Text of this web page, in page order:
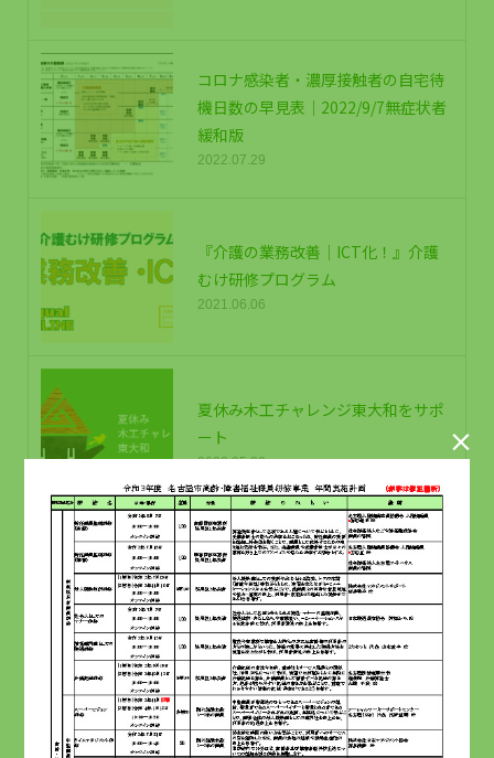
コロナ感染者・濃厚接触者の自宅待
機日数の早見表｜2022/9/7無症状者
緩和版
2022.07.29
『介護の業務改善｜ICT化！』介護
むけ研修プログラム
2021.06.06
夏休み木工チャレンジ東大和をサポ
ート
2022.05.23
介護事業所のICT化事例として、弊社
をカイポケサイトでご紹介頂いてい
ます
2020.12.23
「木工チャレンジ東大和」に２０２
５年も協賛します
